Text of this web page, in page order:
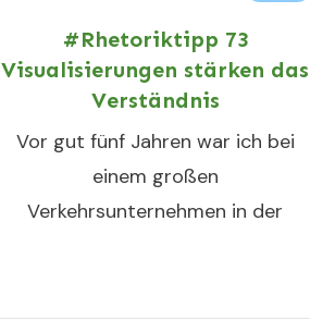
#Rhetoriktipp 73
Visualisierungen stärken das
Verständnis
Vor gut fünf Jahren war ich bei
einem großen
Verkehrsunternehmen in der